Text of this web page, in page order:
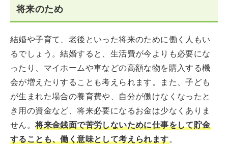
将来のため
結婚や子育て、老後といった将来のために働く人もい
るでしょう。結婚すると、生活費が今よりも必要にな
ったり、マイホームや車などの高額な物を購入する機
会が増えたりすることも考えられます。また、子ども
が生まれた場合の養育費や、自分が働けなくなったと
き用の資金など、将来必要になるお金は少なくありま
せん。将来金銭面で苦労しないために仕事をして貯金
することも、働く意味として考えられます。